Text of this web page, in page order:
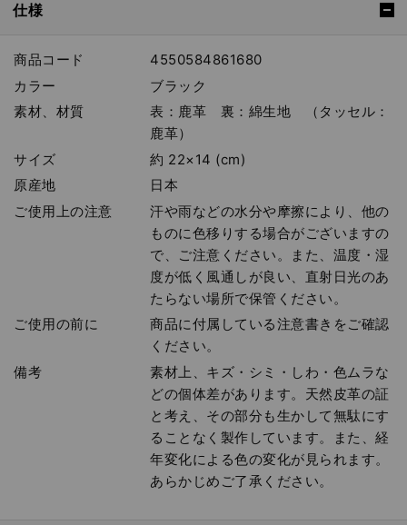
仕様
商品コード
4550584861680
カラー
ブラック
素材、材質
表：鹿革 裏：綿生地 （タッセル：
鹿革）
サイズ
約 22×14 (cm)
原産地
日本
ご使用上の注意
汗や雨などの水分や摩擦により、他の
ものに色移りする場合がございますの
で、ご注意ください。また、温度・湿
度が低く風通しが良い、直射日光のあ
たらない場所で保管ください。
ご使用の前に
商品に付属している注意書きをご確認
ください。
備考
素材上、キズ・シミ・しわ・色ムラな
どの個体差があります。天然皮革の証
と考え、その部分も生かして無駄にす
ることなく製作しています。また、経
年変化による色の変化が見られます。
あらかじめご了承ください。